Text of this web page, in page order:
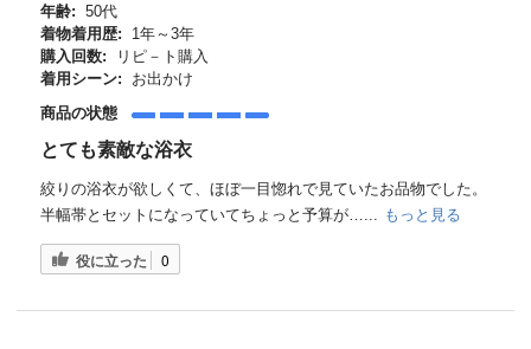
年齢: 50代
着物着用歴:
1年～3年
購入回数:
リピ－ト購入
着用シーン:
お出かけ
商品の状態
とても素敵な浴衣
絞りの浴衣が欲しくて、ほぼ一目惚れで見ていたお品物でした。
半幅帯とセットになっていてちょっと予算が…... もっと見る
役に立った 0